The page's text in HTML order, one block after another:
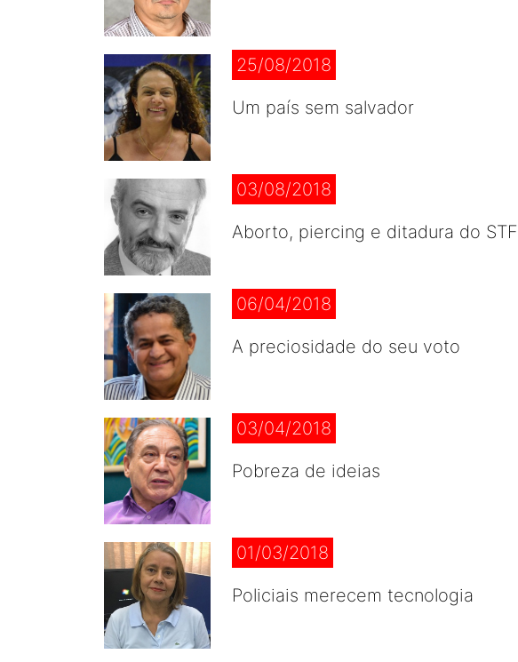
25/08/2018
Um país sem salvador
03/08/2018
Aborto, piercing e ditadura do STF
06/04/2018
A preciosidade do seu voto
03/04/2018
Pobreza de ideias
01/03/2018
Policiais merecem tecnologia